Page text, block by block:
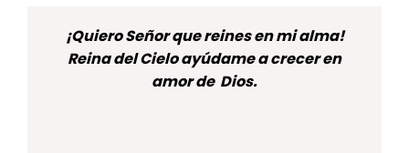
¡Quiero Señor que reines en mi alma!
Reina del Cielo ayúdame a crecer en
amor de Dios.